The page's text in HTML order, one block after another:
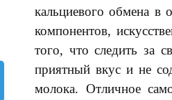
кальциевого обмена в
компонентов,
того, что следить за
приятный вкус и не
молока. Отличное